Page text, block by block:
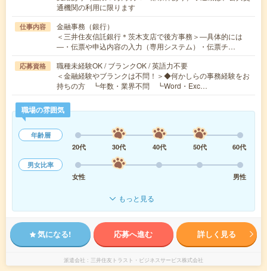
通機関の利用に限ります
仕事内容
金融事務（銀行）
＜三井住友信託銀行＊茨木支店で後方事務＞―具体的には
―・伝票や申込内容の入力（専用システム）・伝票チ…
応募資格
職種未経験OK / ブランクOK / 英語力不要
＜金融経験やブランクは不問！＞◆何かしらの事務経験をお
持ちの方 ┗年数・業界不問 ┗Word・Exc…
職場の雰囲気
年齢層
20代
30代 40代 50代
60代
男女比率
女性
男性
もっと見る
気になる! 応募へ進む 詳しく見る
派遣会社 三井住友トラスト・ビジネスサービス株式会社